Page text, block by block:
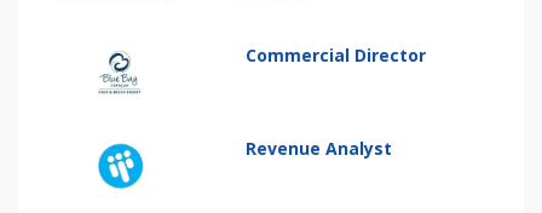
Commercial Director
Revenue Analyst